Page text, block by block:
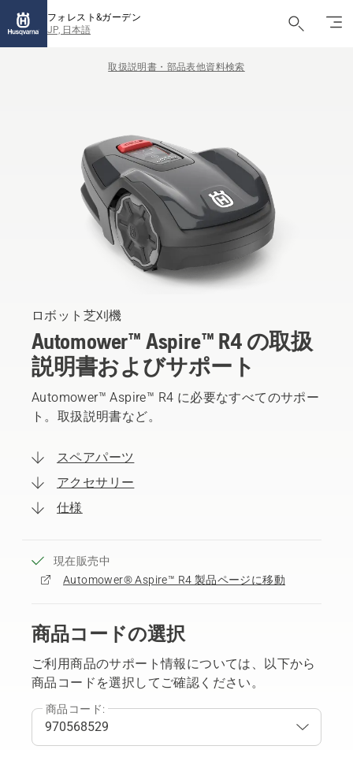
フォレスト&ガーデン
JP, 日本語
取扱説明書・部品表他資料検索
ロボット芝刈機
Automower™ Aspire™ R4 の取扱
説明書およびサポート
Automower™ Aspire™ R4 に必要なすべてのサポー
ト。取扱説明書など。
スペアパーツ
アクセサリー
仕様
現在販売中
Automower® Aspire™ R4 製品ページに移動
商品コードの選択
ご利用商品のサポート情報については、以下から
商品コードを選択してご確認ください。
商品コード: